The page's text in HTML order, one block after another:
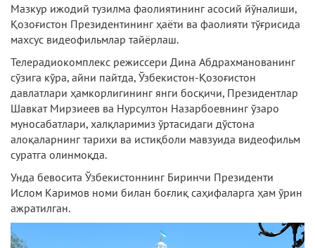
Мазкур ижодий тузилма фаолиятининг асосий йўналиши,
Қозоғистон Президентининг ҳаёти ва фаолияти тўғрисида
махсус видеофильмлар тайёрлаш.
Телерадиокомплекс режиссери Дина Абдрахманованинг
сўзига кўра, айни пайтда, Ўзбекистон-Қозоғистон
давлатлари ҳамкорлигининг янги босқичи, Президентлар
Шавкат Мирзиеев ва Нурсултон Назарбоевнинг ўзаро
муносабатлари, халқларимиз ўртасидаги дўстона
алоқаларнинг тарихи ва истиқболи мавзуида видеофильм
суратга олинмоқда.
Унда бевосита Ўзбекистоннинг Биринчи Президенти
Ислом Каримов номи билан боғлиқ саҳифаларга ҳам ўрин
ажратилган.